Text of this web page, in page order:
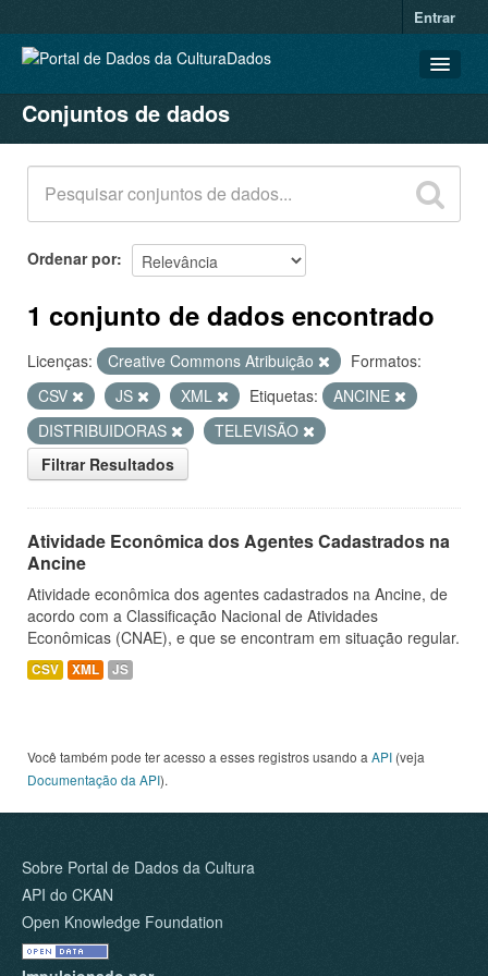
Entrar
CONJUNTOS DE DADOS
ORGANIZAÇÕES
GRUPOS
SOBRE
Conjuntos de dados
Ordenar por
1 conjunto de dados encontrado
Licenças: Creative Commons Atribuição
Formatos:
CSV
JS XML Etiquetas:
ANCINE
DISTRIBUIDORAS
TELEVISÃO
Filtrar Resultados
Atividade Econômica dos Agentes Cadastrados na
Ancine
Atividade econômica dos agentes cadastrados na Ancine, de
acordo com a Classificação Nacional de Atividades
Econômicas (CNAE), e que se encontram em situação regular.
CSV XML JS
Você também pode ter acesso a esses registros usando a API (veja
Documentação da API).
Sobre Portal de Dados da Cultura
API do CKAN
Open Knowledge Foundation